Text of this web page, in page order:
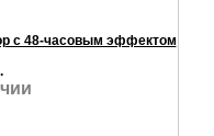
с 48-часовым эффектом